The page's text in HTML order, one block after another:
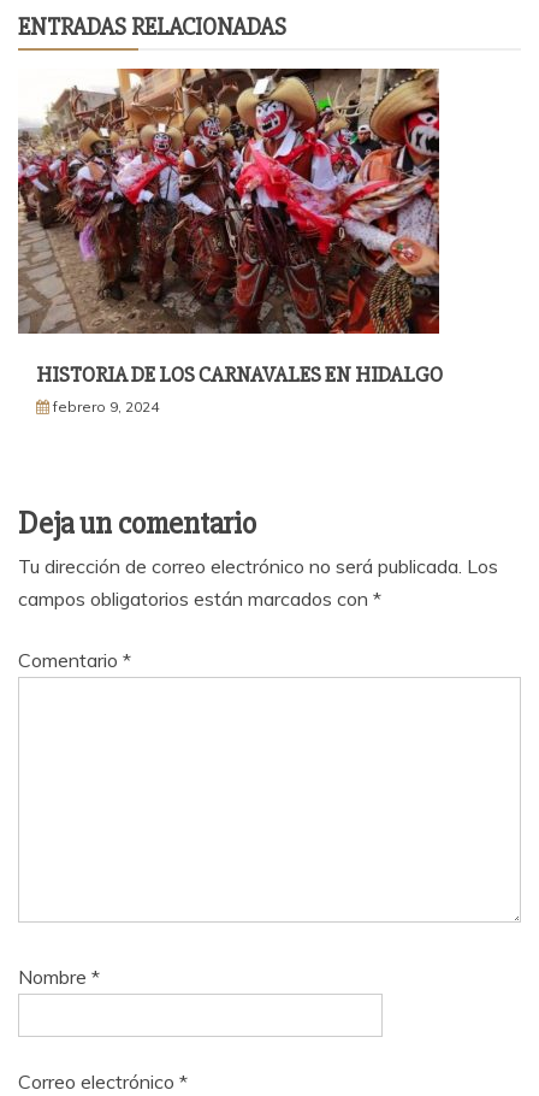
ENTRADAS RELACIONADAS
HISTORIA DE LOS CARNAVALES EN HIDALGO
febrero 9, 2024
Deja un comentario
Tu dirección de correo electrónico no será publicada. Los
campos obligatorios están marcados con *
Comentario *
Nombre *
Correo electrónico *